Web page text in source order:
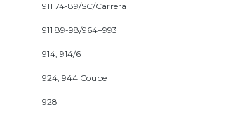
911 74-89/SC/Carrera
911 89-98/964+993
914, 914/6
924, 944 Coupe
928